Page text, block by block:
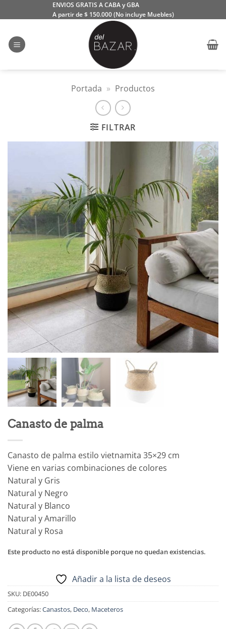
al
ENVIOS GRATIS A CABA y GBA
A partir de $ 150.000 (No incluye Muebles)
Portada » Productos
FILTRAR
Añadir
a la
lista
de
deseos
Canasto de palma
Canasto de palma estilo vietnamita 35×29 cm
Viene en varias combinaciones de colores
Natural y Gris
Natural y Negro
Natural y Blanco
Natural y Amarillo
Natural y Rosa
Este producto no está disponible porque no quedan existencias.
Añadir a la lista de deseos
SKU: DE00450
Categorías:Canastos, Deco, Maceteros